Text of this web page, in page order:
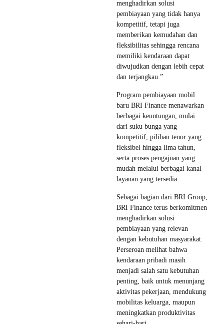
menghadirkan solusi
pembiayaan yang tidak hanya
kompetitif, tetapi juga
memberikan kemudahan dan
fleksibilitas sehingga rencana
memiliki kendaraan dapat
diwujudkan dengan lebih cepat
dan terjangkau.”
Program pembiayaan mobil
baru BRI Finance menawarkan
berbagai keuntungan, mulai
dari suku bunga yang
kompetitif, pilihan tenor yang
fleksibel hingga lima tahun,
serta proses pengajuan yang
mudah melalui berbagai kanal
layanan yang tersedia.
Sebagai bagian dari BRI Group,
BRI Finance terus berkomitmen
menghadirkan solusi
pembiayaan yang relevan
dengan kebutuhan masyarakat.
Perseroan melihat bahwa
kendaraan pribadi masih
menjadi salah satu kebutuhan
penting, baik untuk menunjang
aktivitas pekerjaan, mendukung
mobilitas keluarga, maupun
meningkatkan produktivitas